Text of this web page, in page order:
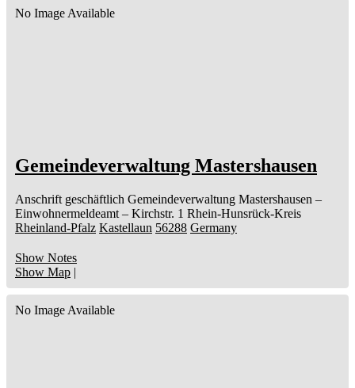
No Image Available
Gemeindeverwaltung Mastershausen
Anschrift geschäftlich Gemeindeverwaltung Mastershausen –
Einwohnermeldeamt – Kirchstr. 1 Rhein-Hunsrück-Kreis
Rheinland-Pfalz Kastellaun 56288 Germany
Show Notes
Show Map |
No Image Available